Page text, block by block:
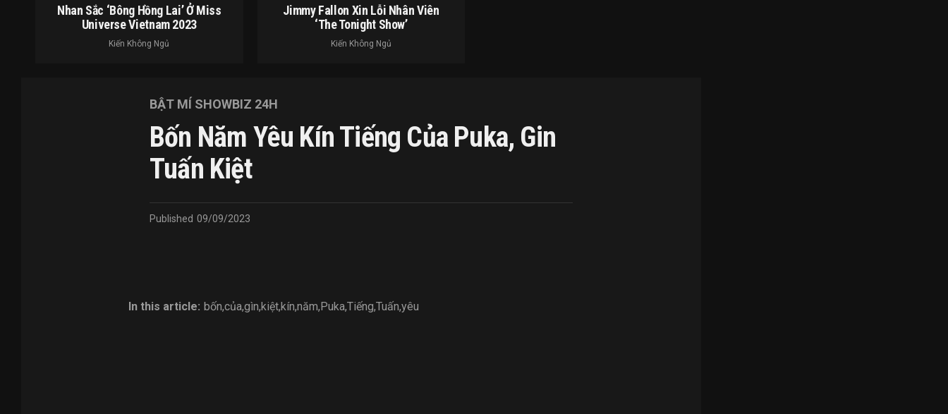
Nhan Sắc ‘bông Hồng Lai’ Ở Miss
Universe Vietnam 2023
Kiến Không Ngủ
Jimmy Fallon Xin Lỗi Nhân Viên
‘The Tonight Show’
Kiến Không Ngủ
BẬT MÍ SHOWBIZ 24H
Bốn Năm Yêu Kín Tiếng Của Puka, Gin
Tuấn Kiệt
Published 09/09/2023
In this article: bốn,của,gìn,kiệt,kín,năm,Puka,Tiếng,Tuấn,yêu